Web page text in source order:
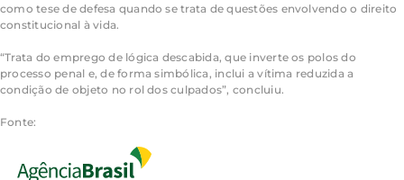
como tese de defesa quando se trata de questões envolvendo o direito
constitucional à vida.
“Trata do emprego de lógica descabida, que inverte os polos do
processo penal e, de forma simbólica, inclui a vítima reduzida a
condição de objeto no rol dos culpados”, concluiu.
Fonte: